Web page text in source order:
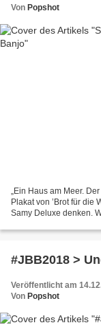
Von Popshot
„Ein Haus am Meer.
Plakat von ’Brot für die
Samy Deluxe denken.
#JBB2018 >
Veröffentlicht am
Von Popshot